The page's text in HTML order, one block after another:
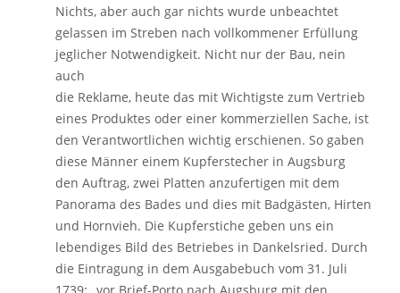
Nichts, aber auch gar nichts wurde unbeachtet
gelassen im Streben nach vollkommener Erfüllung
jeglicher Notwendigkeit. Nicht nur der Bau, nein
auch
die Reklame, heute das mit Wichtigste zum Vertrieb
eines Produktes oder einer kommerziellen Sache, ist
den Verantwortlichen wichtig erschienen. So gaben
diese Männer einem Kupferstecher in Augsburg
den Auftrag, zwei Platten anzufertigen mit dem
Panorama des Bades und dies mit Badgästen, Hirten
und Hornvieh. Die Kupferstiche geben uns ein
lebendiges Bild des Betriebes in Dankelsried. Durch
die Eintragung in dem Ausgabebuch vom 31. Juli